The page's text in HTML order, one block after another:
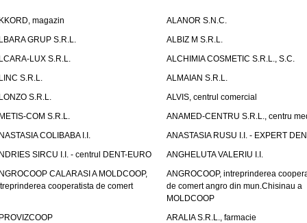
magazin
ALANOR S.N.C.
GRUP S.R.L.
ALBIZ M S.R.L.
LUX S.R.L.
ALCHIMIA COSMETIC S.R.L., S.C.
S.R.L.
ALMAIAN S.R.L.
S.R.L.
ALVIS, centrul comercial
COM S.R.L.
ANAMED-CENTRU S.R.L., centru
COLIBABA I.I.
ANASTASIA RUSU I.I. - EXPERT
SIRCU I.I. - centrul DENT-EURO
ANGHELUTA VALERIU I.I.
CALARASI A MOLDCOOP,
cooperatista de comert
ANGROCOOP, intreprinderea
de comert angro din mun.Chisinau a
MOLDCOOP
ARALIA S.R.L., farmacie